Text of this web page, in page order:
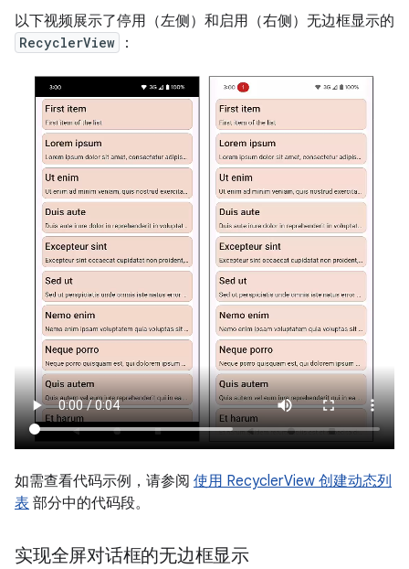
以下视频展示了停用（左侧）和启用（右侧）无边框显示的
RecyclerView ：
如需查看代码示例，请参阅 使用 RecyclerView 创建动态列
表 部分中的代码段。
实现全屏对话框的无边框显示